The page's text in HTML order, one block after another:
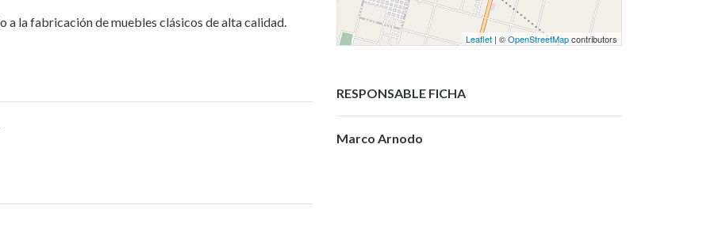
a la fabricación de muebles clásicos de alta calidad.
Leaflet | ©OpenStreetMapcontributors
RESPONSABLE FICHA
Marco Arnodo